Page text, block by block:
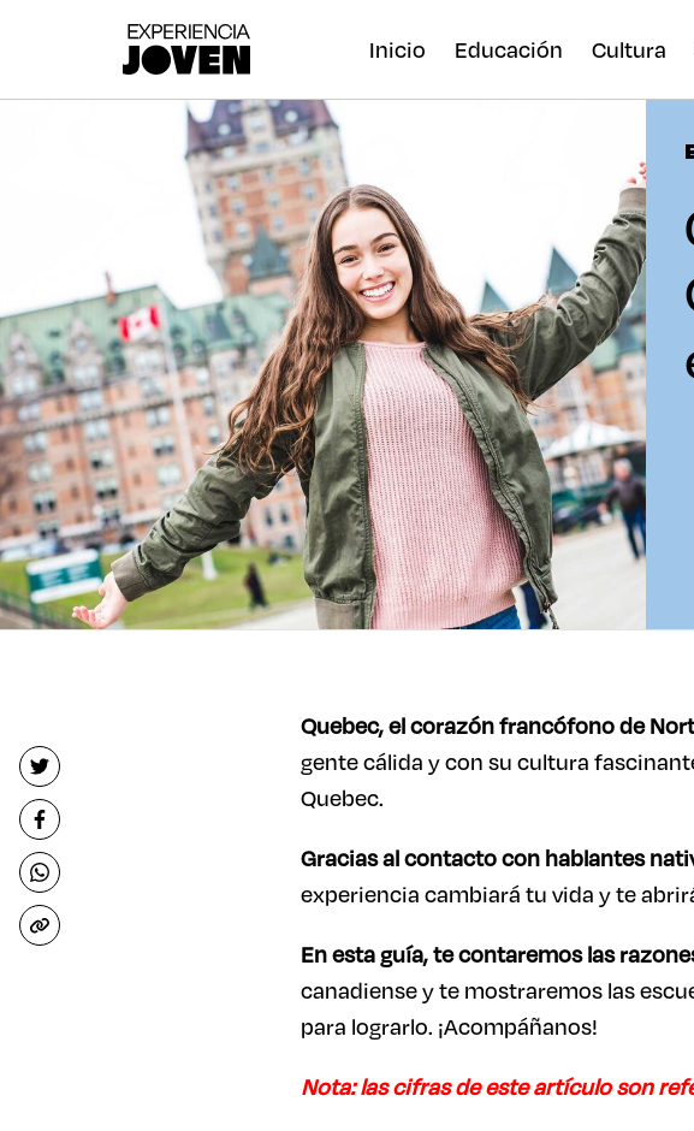
Inicio Educación Cultura
Quebec, el corazón francófono de
gente cálida y con su cultura
Quebec.
Gracias al contacto con hablantes
experiencia cambiará tu vida y te
En esta guía, te contaremos las
canadiense y te mostraremos las
para lograrlo. ¡Acompáñanos!
Nota: las cifras de este artículo son